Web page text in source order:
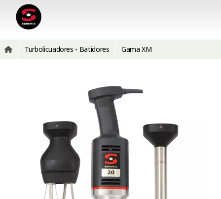
Turbolicuadores - Batidores Gama XM